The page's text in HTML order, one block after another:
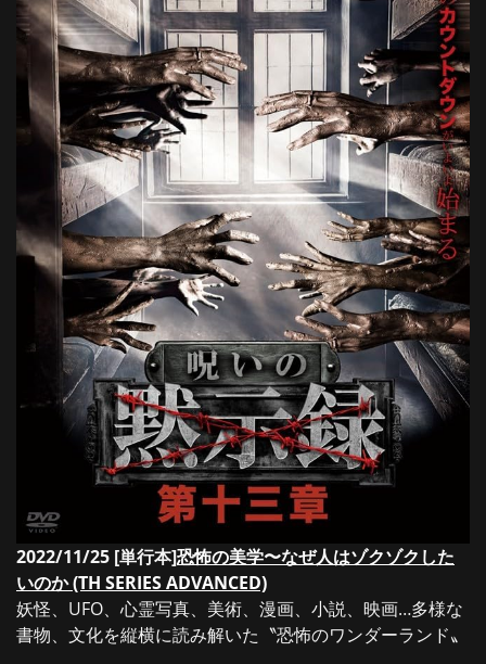
2022/11/25 [単行本]恐怖の美学〜なぜ人はゾクゾクした
いのか (TH SERIES ADVANCED)
妖怪、UFO、心霊写真、美術、漫画、小説、映画…多様な
書物、文化を縦横に読み解いた〝恐怖のワンダーランド〟